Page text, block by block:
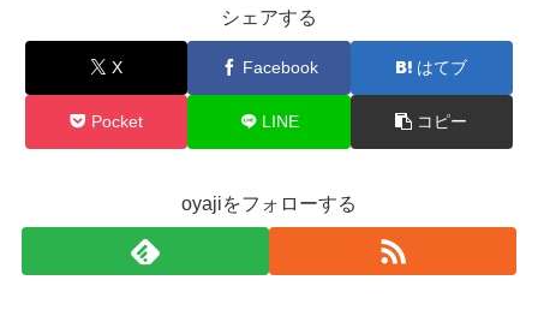
シェアする
X Facebook はてブ
Pocket LINE コピー
oyajiをフォローする